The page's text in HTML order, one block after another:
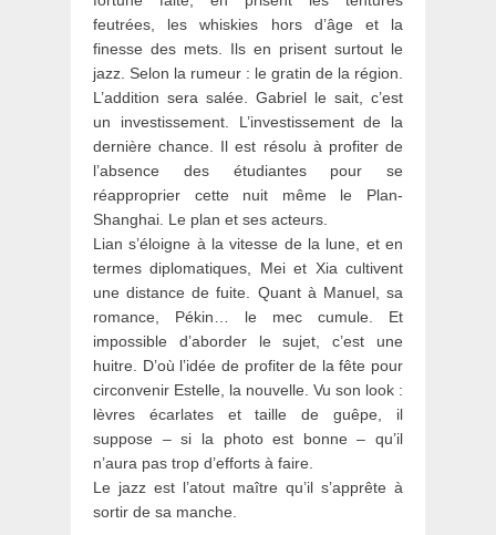
feutrées, les whiskies hors d’âge et la
finesse des mets. Ils en prisent surtout le
jazz. Selon la rumeur : le gratin de la région.
L’addition sera salée. Gabriel le sait, c’est
un investissement. L’investissement de la
dernière chance. Il est résolu à profiter de
l’absence des étudiantes pour se
réapproprier cette nuit même le Plan-
Shanghai. Le plan et ses acteurs.
Lian s’éloigne à la vitesse de la lune, et en
termes diplomatiques, Mei et Xia cultivent
une distance de fuite. Quant à Manuel, sa
romance, Pékin… le mec cumule. Et
impossible d’aborder le sujet, c’est une
huitre. D’où l’idée de profiter de la fête pour
circonvenir Estelle, la nouvelle. Vu son look :
lèvres écarlates et taille de guêpe, il
suppose – si la photo est bonne – qu’il
n’aura pas trop d’efforts à faire.
Le jazz est l’atout maître qu’il s’apprête à
sortir de sa manche.